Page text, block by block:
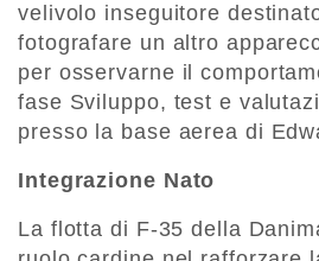
velivolo inseguitore
fotografare un altro
per osservarne il
fase Sviluppo, test e
presso la base aerea di
Integrazione Nato
La flotta di F-35 della